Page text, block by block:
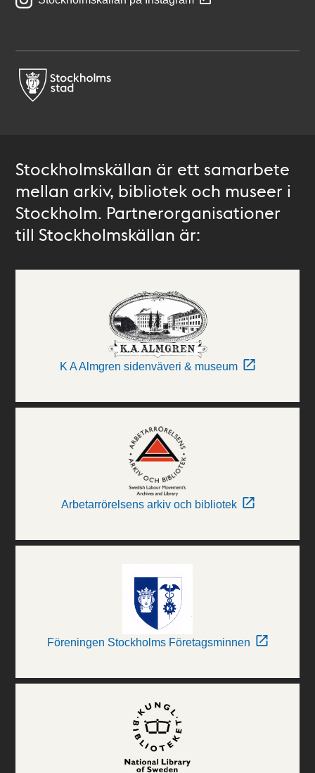
Stockholmskällan är ett samarbete
mellan arkiv, bibliotek och museer i
Stockholm. Partnerorganisationer
till Stockholmskällan är:
K A Almgren sidenväveri & museum
Arbetarrörelsens arkiv och bibliotek
Föreningen Stockholms Företagsminnen